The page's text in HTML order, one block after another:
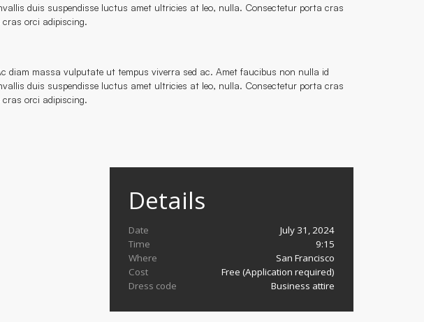
duis suspendisse luctus amet ultricies at leo, nulla. Consectetur porta cras
orci adipiscing.
diam massa vulputate ut tempus viverra sed ac. Amet faucibus non nulla id
duis suspendisse luctus amet ultricies at leo, nulla. Consectetur porta cras
orci adipiscing.
Details
Date
July 31, 2024
Time
9:15
Where
San Francisco
Cost
Free (Application required)
Dress code
Business attire